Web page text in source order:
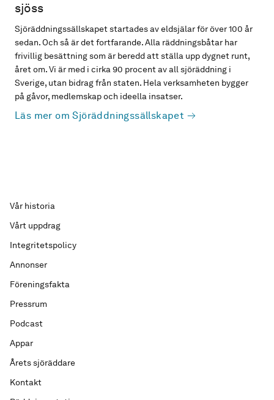
sjöss
Sjöräddningssällskapet startades av eldsjälar för över 100 år
sedan. Och så är det fortfarande. Alla räddningsbåtar har
frivillig besättning som är beredd att ställa upp dygnet runt,
året om. Vi är med i cirka 90 procent av all sjöräddning i
Sverige, utan bidrag från staten. Hela verksamheten bygger
på gåvor, medlemskap och ideella insatser.
Läs mer om Sjöräddningssällskapet
Vår historia
Vårt uppdrag
Integritetspolicy
Annonser
Föreningsfakta
Pressrum
Podcast
Appar
Årets sjöräddare
Kontakt